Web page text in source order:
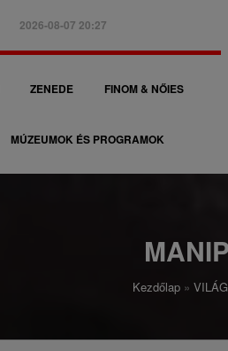
2026-08-07 20:28
ZENEDE FINOM & NŐIES
MÚZEUMOK ÉS PROGRAMOK
Kezdőlap